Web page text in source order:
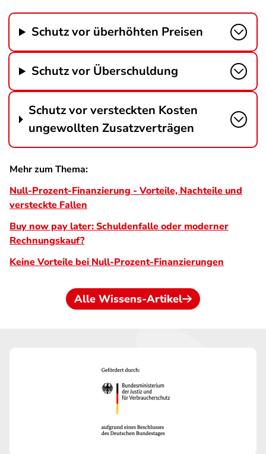
Schutz vor überhöhten Preisen
Schutz vor Überschuldung
Schutz vor versteckten Kosten
ungewollten Zusatzverträgen
Mehr zum Thema:
Null-Prozent-Finanzierung - Vorteile, Nachteile und
versteckte Fallen
Buy now pay later: Schuldenfalle oder moderner
Rechnungskauf?
Keine Vorteile bei Null-Prozent-Finanzierungen
Alle Wissens-Artikel